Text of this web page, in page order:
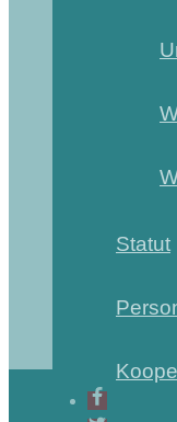
Statut